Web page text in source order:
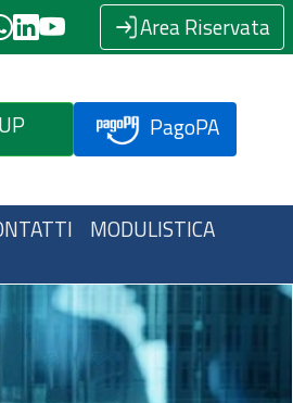
Area Riservata
PagoPA
MODULISTICA